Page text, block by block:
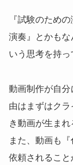
『試験のため
演奏』とかもな
いう思考を持っ
動画制作が自
由はまずはク
き動画が生まれ
また、動画も
依頼されるこ